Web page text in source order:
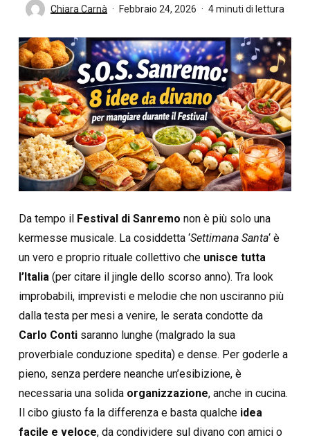
Chiara Carnà Febbraio 24, 2026 4 minuti di lettura
Da tempo il Festival di Sanremo non è più solo una
kermesse musicale. La cosiddetta ‘Settimana Santa‘ è
un vero e proprio rituale collettivo che unisce tutta
l’Italia (per citare il jingle dello scorso anno). Tra look
improbabili, imprevisti e melodie che non usciranno più
dalla testa per mesi a venire, le serata condotte da
Carlo Contisaranno lunghe (malgrado la sua
proverbiale conduzione spedita) e dense. Per goderle a
pieno, senza perdere neanche un’esibizione, è
necessaria una solida organizzazione, anche in cucina.
Il cibo giusto fa la differenza e basta qualche idea
facile e veloce, da condividere sul divano con amici o